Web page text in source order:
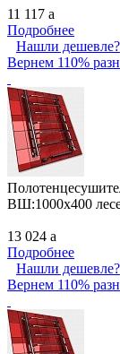
11 117 a
Подробнее
Нашли дешевле?
Вернем 110%
ВШ:1000х400
13 024 a
Подробнее
Нашли дешевле?
Вернем 110%